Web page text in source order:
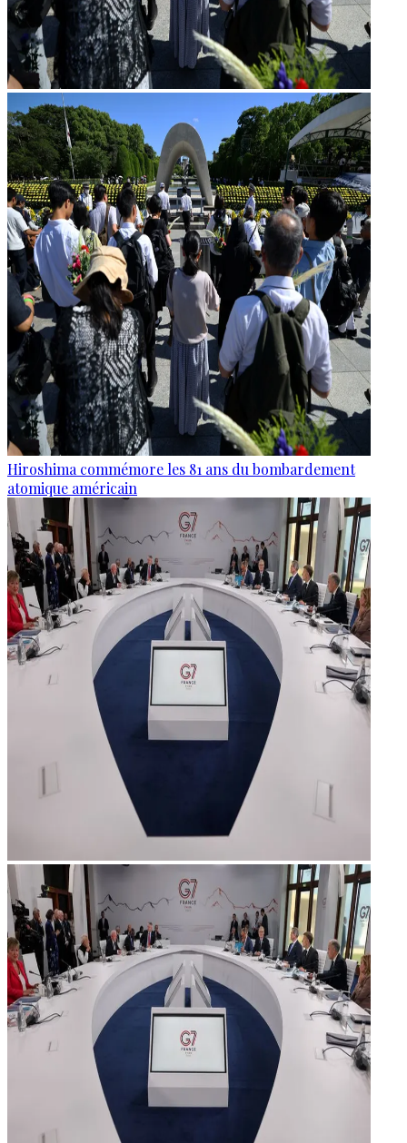
Hiroshima commémore les 81 ans du bombardement
atomique américain